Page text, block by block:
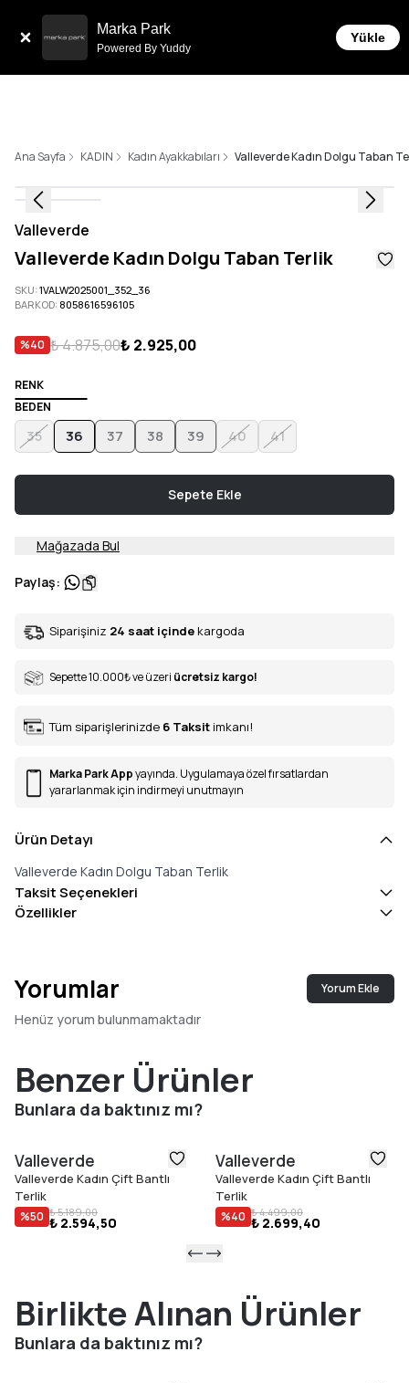
Marka Park
Powered By Yuddy
Yükle
Ana Sayfa KADIN Kadın Ayakkabıları Valleverde Kadın Dolgu Taban
Valleverde
Valleverde Kadın Dolgu Taban Terlik
SKU:1VALW2025001_352_36
BARKOD: 8058616596105
%40 ₺ 4.875,00₺ 2.925,00
RENK
BEDEN
35 36 37 38 39 40 41
Sepete Ekle
Mağazada Bul
Paylaş:
Siparişiniz 24 saat içinde kargoda
Sepette 10.000₺ve üzeri ücretsiz kargo!
Tüm siparişlerinizde 6 Taksit imkanı!
Marka Park Appyayında. Uygulamaya özel fırsatlardan
yararlanmak için indirmeyi unutmayın
Ürün Detayı
Valleverde Kadın Dolgu Taban Terlik
Taksit Seçenekleri
Özellikler
Yorumlar Yorum Ekle
Henüz yorum bulunmamaktadır
Benzer Ürünler
Bunlara da baktınız mı?
Valleverde
Valleverde Kadın Çift Bantlı
Terlik
%50 ₺ 5.189,00
₺ 2.594,50
Valleverde
Valleverde Kadın Çift Bantlı
Terlik
%40 ₺ 4.499,00
₺ 2.699,40
Birlikte Alınan Ürünler
Bunlara da baktınız mı?